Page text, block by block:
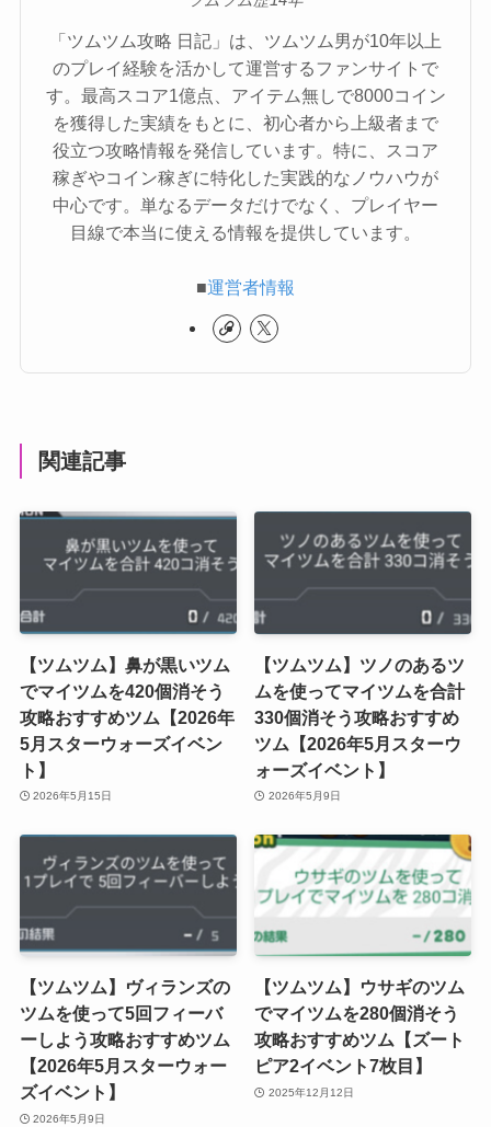
「ツムツム攻略 日記」は、ツムツム男が10年以上
のプレイ経験を活かして運営するファンサイトで
す。最高スコア1億点、アイテム無しで8000コイン
を獲得した実績をもとに、初心者から上級者まで
役立つ攻略情報を発信しています。特に、スコア
稼ぎやコイン稼ぎに特化した実践的なノウハウが
中心です。単なるデータだけでなく、プレイヤー
目線で本当に使える情報を提供しています。
■運営者情報
関連記事
【ツムツム】鼻が黒いツム
でマイツムを420個消そう
攻略おすすめツム【2026年
5月スターウォーズイベン
ト】
2026年5月15日
【ツムツム】ツノのあるツ
ムを使ってマイツムを合計
330個消そう攻略おすすめ
ツム【2026年5月スターウ
ォーズイベント】
2026年5月9日
【ツムツム】ヴィランズの
ツムを使って5回フィーバ
ーしよう攻略おすすめツム
【2026年5月スターウォー
ズイベント】
2026年5月9日
【ツムツム】ウサギのツム
でマイツムを280個消そう
攻略おすすめツム【ズート
ピア2イベント7枚目】
2025年12月12日